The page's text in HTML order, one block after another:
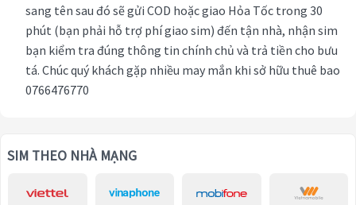
sang tên sau đó sẽ gửi COD hoặc giao Hỏa Tốc trong 30
phút (bạn phải hỗ trợ phí giao sim) đến tận nhà, nhận sim
bạn kiểm tra đúng thông tin chính chủ và trả tiền cho bưu
tá. Chúc quý khách gặp nhiều may mắn khi sở hữu thuê bao
0766476770
SIM THEO NHÀ MẠNG